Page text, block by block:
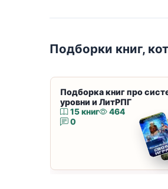
Подборки книг,
Подборка книг про
уровни и ЛитРПГ
15 книг
464
0